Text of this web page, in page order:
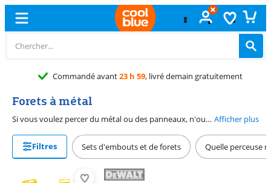
Commandé avant23 h 59 , livré demain gratuitement
Forets à métal
Si vous voulez percer du métal ou des panneaux, n'oubliez pas de fixer un foret à métal sur votre perceuse. Les forets à métal sont très affûtés afin de pouvoir percer des matériaux durs. De plus, une tête émoussée pourrait se détacher de la tête et endommager le métal. Le foret à métal le plus courant est souvent appelé foret HSS, l'abréviation de High Speed Steel. Vous trouverez souvent des forets à métal dans un set avec des forets à bois et à pierre, car ces forets peuvent tous être utilisés avec une perceuse-visseuse ou une perceuse à percussion. Afficher plus
Filtres Sets d'embouts et de forets Quelle perceuse